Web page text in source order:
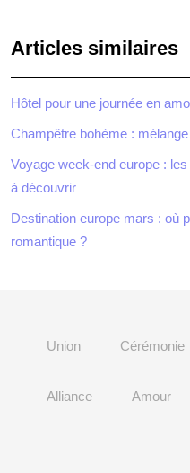
Articles similaires
Hôtel pour une journée en
Champêtre bohème :
Voyage week-end europe :
à découvrir
Destination europe mars : où
romantique ?
Union Cérémonie
Alliance Amour